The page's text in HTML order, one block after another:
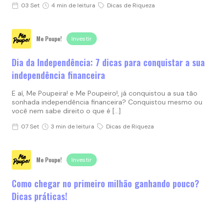
03 Set 4 min de leitura Dicas de Riqueza
Me Poupe! Investir
Dia da Independência: 7 dicas para conquistar a sua
independência financeira
E aí, Me Poupeira! e Me Poupeiro!, já conquistou a sua tão
sonhada independência financeira? Conquistou mesmo ou
você nem sabe direito o que é […]
07 Set 3 min de leitura Dicas de Riqueza
Me Poupe! Investir
Como chegar no primeiro milhão ganhando pouco?
Dicas práticas!